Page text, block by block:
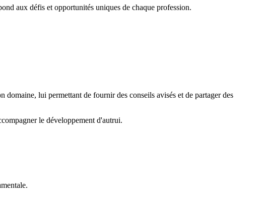
aux défis et opportunités uniques de chaque profession.
lui permettant de fournir des conseils avisés et de partager des
le développement d'autrui.